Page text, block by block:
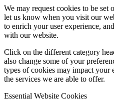
We may request cookies to be set
let us know when you visit our
to enrich your user experience,
with our website.
Click on the different category
also change some of your
types of cookies may impact your
the services we are able to offer.
Essential Website Cookies